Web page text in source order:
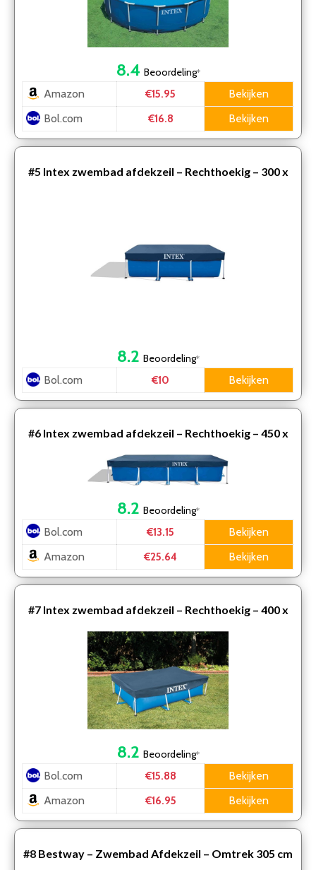
8.4 Beoordeling*
Amazon €15.95
Bekijken
Bol.com
€16.8 Bekijken
#5 Intex zwembad afdekzeil – Rechthoekig – 300 x
8.2 Beoordeling*
Bol.com €10 Bekijken
#6 Intex zwembad afdekzeil – Rechthoekig – 450 x
220 cm
8.2 Beoordeling*
Bol.com €13.15
Bekijken
Amazon
€25.64 Bekijken
#7 Intex zwembad afdekzeil – Rechthoekig – 400 x
200 cm
8.2 Beoordeling*
Bol.com €15.88
Bekijken
Amazon
€16.95 Bekijken
#8 Bestway – Zwembad Afdekzeil – Omtrek 305 cm